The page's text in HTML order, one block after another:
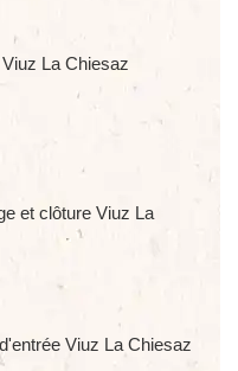
La Chiesaz
et clôture Viuz La
Viuz La Chiesaz